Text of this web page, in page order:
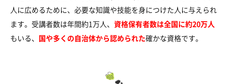
人に広めるために、必要な知識や技能を身につけた人に与えられ
ます。受講者数は年間約1万人、 資格保有者数は全国に約20万人
もいる、 国や多くの自治体から認められた確かな資格です。